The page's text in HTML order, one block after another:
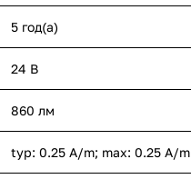
5 год(а)
24 В
860 лм
typ: 0.25 A/m; max: 0.25 A/m